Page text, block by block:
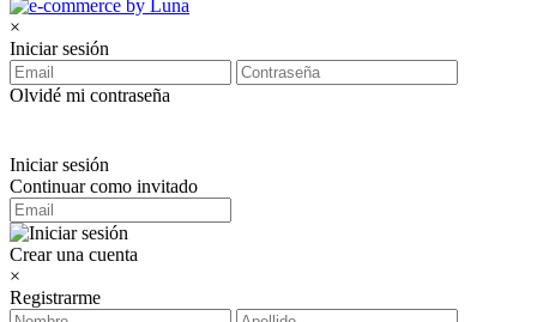
×
Iniciar sesión
Olvidé mi contraseña
Iniciar sesión
Continuar como invitado
Crear una cuenta
×
Registrarme